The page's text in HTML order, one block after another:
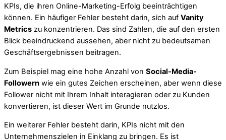
KPIs, die ihren Online-Marketing-Erfolg beeinträchtigen
können. Ein häufiger Fehler besteht darin, sich auf Vanity
Metrics zu konzentrieren. Das sind Zahlen, die auf den ersten
Blick beeindruckend aussehen, aber nicht zu bedeutsamen
Geschäftsergebnissen beitragen.
Zum Beispiel mag eine hohe Anzahl von Social-Media-
Followern wie ein gutes Zeichen erscheinen, aber wenn diese
Follower nicht mit Ihrem Inhalt interagieren oder zu Kunden
konvertieren, ist dieser Wert im Grunde nutzlos.
Ein weiterer Fehler besteht darin, KPIs nicht mit den
Unternehmenszielen in Einklang zu bringen. Es ist